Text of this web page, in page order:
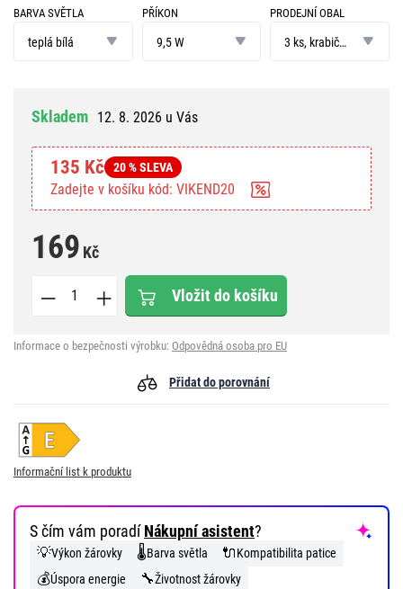
BARVA SVĚTLA
světla
teplá bílá
PŘÍKON
9,5 W
PRODEJNÍ OBAL
obal
3 ks, krabička
Skladem 12. 8. 2026 u Vás
135 Kč 20 % SLEVA
Zadejte v košíku kód: VIKEND20
169 Kč
Vložit do košíku
Informace o bezpečnosti výrobku: Odpovědná osoba pro EU
Přidat do porovnání
Informační list k produktu
S čím vám poradíNákupní asistent?
💡Výkon žárovky 🌡️Barva světla 🔌Kompatibilita patice
💰Úspora energie 🔧Životnost žárovky